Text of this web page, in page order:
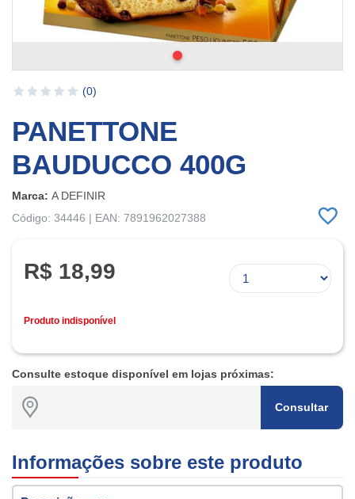
(0)
PANETTONE
BAUDUCCO 400G
Marca: A DEFINIR
Código: 34446 | EAN: 7891962027388
R$ 18,99
Produto indisponível
Consulte estoque disponível em lojas próximas:
Consultar
Informações sobre este produto